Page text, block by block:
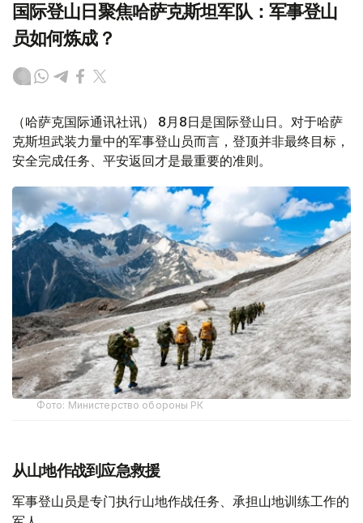
国际登山日聚焦哈萨克斯坦军队：军事登山
员如何炼成？
（哈萨克国际通讯社讯） 8月8日是国际登山日。对于哈萨
克斯坦武装力量中的军事登山员而言，登顶并非最终目标，
安全完成任务、平安返回才是最重要的准则。
Фото: Министерство обороны РК
从山地作战到应急救援
军事登山员是专门执行山地作战任务、承担山地训练工作的